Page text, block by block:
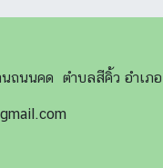
ถนนคด ตำบลสีคิ้ว อำเภ